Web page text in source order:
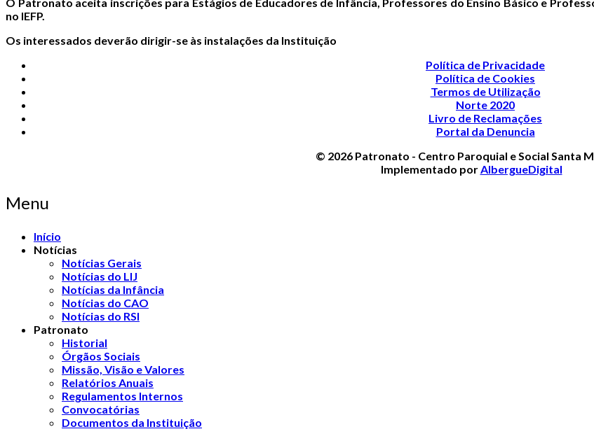
no IEFP.
Os interessados deverão dirigir-se às instalações da Instituição
Política de Privacidade
Política de Cookies
Termos de Utilização
Norte 2020
Livro de Reclamações
Portal da Denuncia
© 2026 Patronato - Centro Paroquial e Social Santa
Implementado porAlbergueDigital
Menu
Início
Notícias
Notícias Gerais
Notícias do LIJ
Notícias da Infância
Notícias do CAO
Notícias do RSI
Patronato
Historial
Órgãos Sociais
Missão, Visão e Valores
Relatórios Anuais
Regulamentos Internos
Convocatórias
Documentos da Instituição